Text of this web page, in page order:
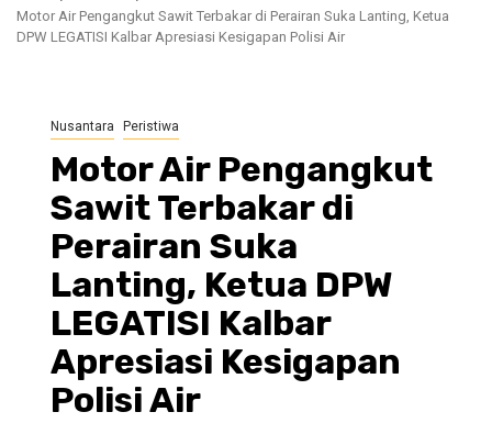
Motor Air Pengangkut Sawit Terbakar di Perairan Suka Lanting, Ketua
DPW LEGATISI Kalbar Apresiasi Kesigapan Polisi Air ‎
Nusantara Peristiwa
Motor Air Pengangkut
Sawit Terbakar di
Perairan Suka
Lanting, Ketua DPW
LEGATISI Kalbar
Apresiasi Kesigapan
Polisi Air ‎